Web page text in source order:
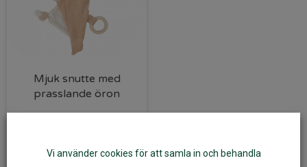
Mjuk snutte med
prasslande öron
Vi använder cookies för att samla in och behandla